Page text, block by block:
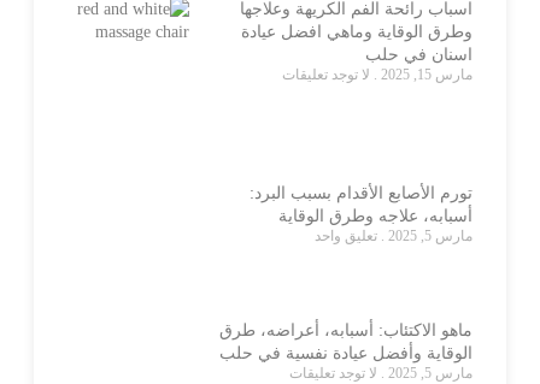
اسباب رائحة الفم الكريهة وعلاجها
وطرق الوقاية وماهي افضل عيادة
اسنان في حلب
مارس 15, 2025 لا توجد تعليقات
تورم الأصابع الأقدام بسبب البرد:
أسبابه، علاجه وطرق الوقاية
مارس 5, 2025 تعليق واحد
ماهو الاكتئاب: أسبابه، أعراضه، طرق
الوقاية وأفضل عيادة نفسية في حلب
مارس 5, 2025 لا توجد تعليقات